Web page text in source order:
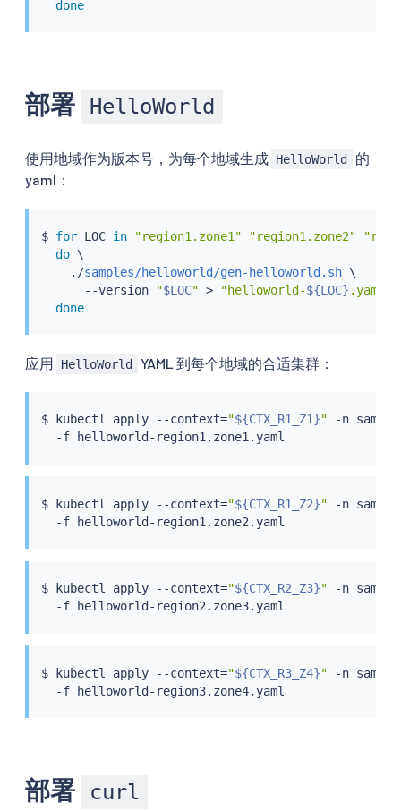
done
部署 HelloWorld
使用地域作为版本号，为每个地域生成 HelloWorld
的
yaml：
$ for LOC in "region1.zone1" "region1.zone2"
do \
    ./
samples/helloworld/gen-helloworld.sh \
      --version
"$LOC" > "helloworld-${LOC} .yaml"
done
应用 HelloWorld YAML 到每个地域的合适集群：
$ kubectl apply --context="${CTX_R1_Z1}" -n
$ kubectl apply --context="${CTX_R1_Z2}" -n
$ kubectl apply --context="${CTX_R2_Z3}" -n
$ kubectl apply --context="${CTX_R3_Z4}" -n
部署 curl